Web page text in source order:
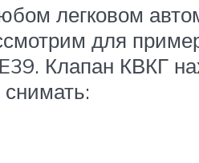
легковом
для
Клапан КВКГ